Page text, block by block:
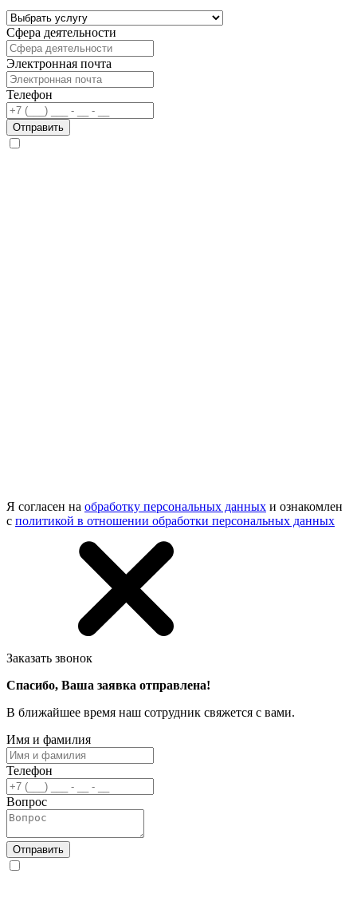
Сфера деятельности
Электронная почта
Телефон
Отправить
Я согласен на обработку персональных данных и ознакомлен
с политикой в отношении обработки персональных данных
Заказать звонок
Спасибо, Ваша заявка отправлена!
В ближайшее время наш сотрудник свяжется с вами.
Имя и фамилия
Телефон
Вопрос
Отправить